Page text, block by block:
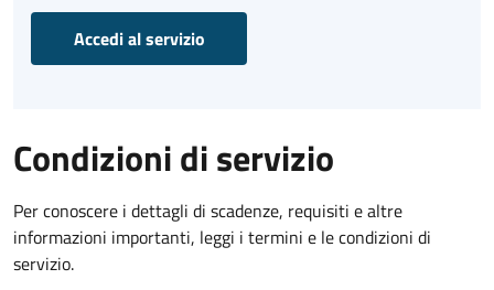
Accedi al servizio
Condizioni di servizio
Per conoscere i dettagli di scadenze, requisiti e altre
informazioni importanti, leggi i termini e le condizioni di
servizio.